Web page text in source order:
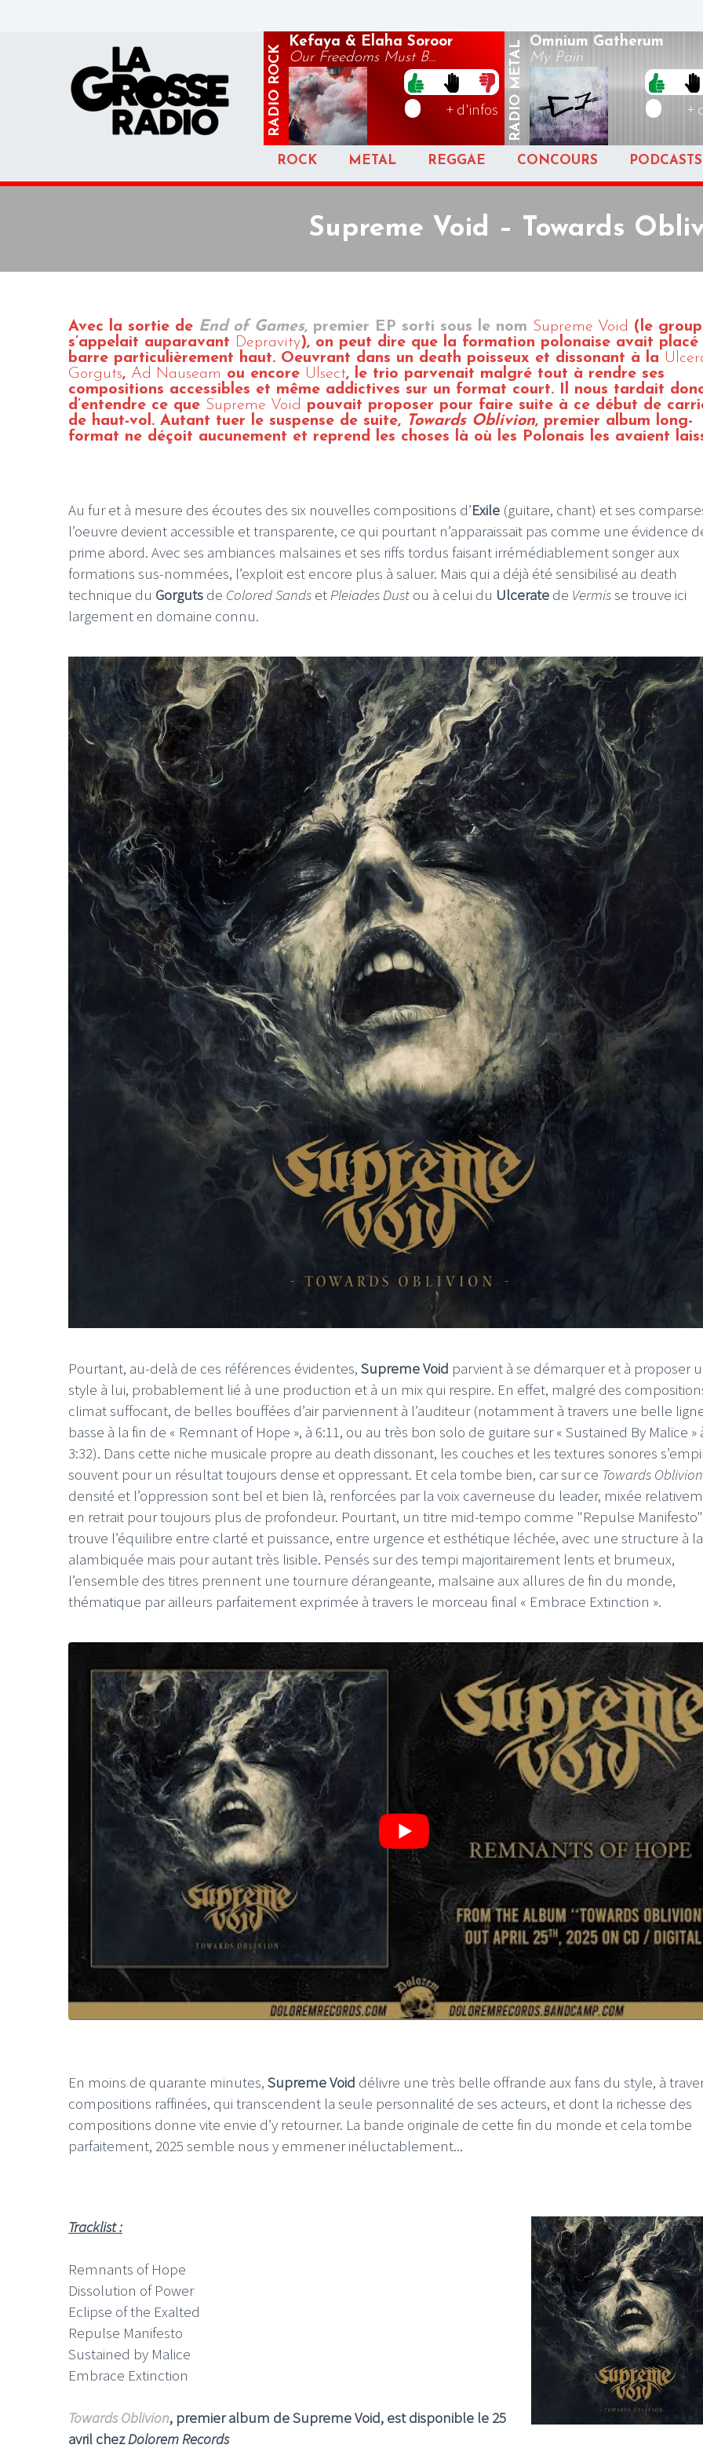
RADIO
ROCK
Kefaya & Elaha Soroor
Our Freedoms Must B...
+ d'infos RADIO
METAL Omnium Gatherum
My Pain
+
ROCK METAL REGGAE CONCOURS PODCASTS
Supreme Void – Towards
Avec la sortie de End of Games, premier EP sorti sous le nom Supreme Void (le
s’appelait auparavant Depravity), on peut dire que la formation polonaise avait placé
barre particulièrement haut. Oeuvrant dans un death poisseux et dissonant à la
Gorguts, Ad Nauseam ou encore Ulsect, le trio parvenait malgré tout à rendre ses
compositions accessibles et même addictives sur un format court. Il nous tardait
d’entendre ce que Supreme Void pouvait proposer pour faire suite à ce début de
de haut-vol. Autant tuer le suspense de suite, Towards Oblivion, premier album long-
format ne déçoit aucunement et reprend les choses là où les Polonais les avaient
Au fur et à mesure des écoutes des six nouvelles compositions d’Exile (guitare, chant) et ses
l’oeuvre devient accessible et transparente, ce qui pourtant n’apparaissait pas comme une évidence
prime abord. Avec ses ambiances malsaines et ses riffs tordus faisant irrémédiablement songer aux
formations sus-nommées, l’exploit est encore plus à saluer. Mais qui a déjà été sensibilisé au death
technique du Gorguts de Colored Sands etPleiades Dust ou à celui du Ulcerate de Vermisse trouve ici
largement en domaine connu.
Pourtant, au-delà de ces références évidentes, Supreme Void parvient à se démarquer et à proposer
style à lui, probablement lié à une production et à un mix qui respire. En effet, malgré des
climat suffocant, de belles bouffées d’air parviennent à l’auditeur (notamment à travers une belle
basse à la fin de « Remnant of Hope », à 6:11, ou au très bon solo de guitare sur « Sustained By Malice »
3:32). Dans cette niche musicale propre au death dissonant, les couches et les textures sonores
souvent pour un résultat toujours dense et oppressant. Et cela tombe bien, car sur ce Towards Oblivion
densité et l’oppression sont bel et bien là, renforcées par la voix caverneuse du leader, mixée
en retrait pour toujours plus de profondeur. Pourtant, un titre mid-tempo comme "Repulse Manifesto"
trouve l’équilibre entre clarté et puissance, entre urgence et esthétique léchée, avec une structure à
alambiquée mais pour autant très lisible. Pensés sur des tempi majoritairement lents et brumeux,
l’ensemble des titres prennent une tournure dérangeante, malsaine aux allures de fin du monde,
thématique par ailleurs parfaitement exprimée à travers le morceau final « Embrace Extinction ».
En moins de quarante minutes, Supreme Void délivre une très belle offrande aux fans du style, à
compositions raffinées, qui transcendent la seule personnalité de ses acteurs, et dont la richesse des
compositions donne vite envie d’y retourner. La bande originale de cette fin du monde et cela tombe
parfaitement, 2025 semble nous y emmener inéluctablement...
Tracklist :
Remnants of Hope
Dissolution of Power
Eclipse of the Exalted
Repulse Manifesto
Sustained by Malice
Embrace Extinction
Towards Oblivion, premier album de Supreme Void, est disponible le 25
avril chezDolorem Records
LE GROS RIFFIFI
LE GROS RIFFIFI – Surfin’
The Covers !!!
LE GROS RIFFIFI –
Littératurock !!!